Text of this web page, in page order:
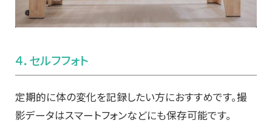
４．セルフフォト
定期的に体の変化を記録したい方におすすめです。撮
影データはスマートフォンなどにも保存可能です。